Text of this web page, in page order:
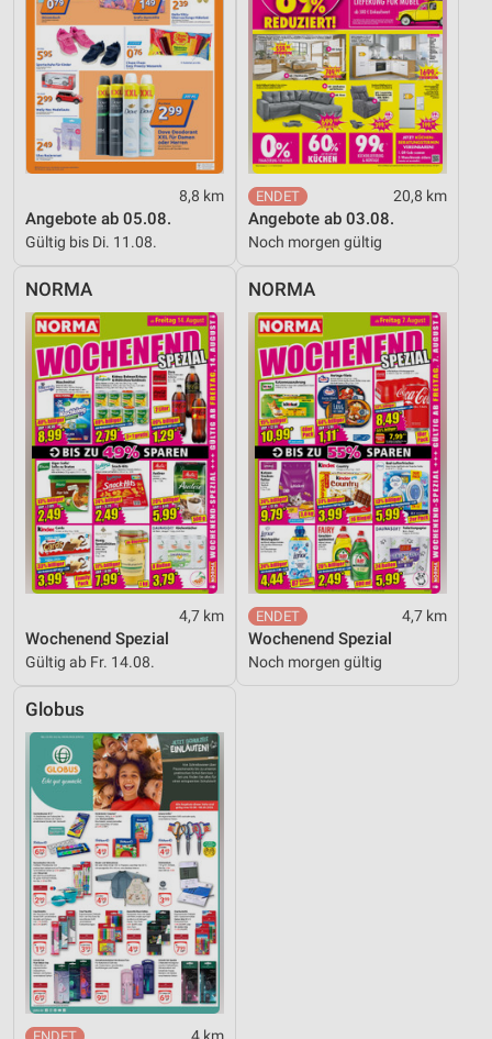
8,8 km
Angebote ab 05.08.
Gültig bis Di. 11.08.
20,8 km
Angebote ab 03.08.
Noch morgen gültig
NORMA
4,7 km
Wochenend Spezial
Gültig ab Fr. 14.08.
NORMA
4,7 km
Wochenend Spezial
Noch morgen gültig
Globus
4 km
Performance
Funktional
Werbung